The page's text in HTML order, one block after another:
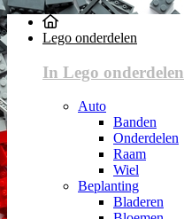
Lego onderdelen
In Lego onderdelen
Auto
Banden
Onderdelen
Raam
Wiel
Beplanting
Bladeren